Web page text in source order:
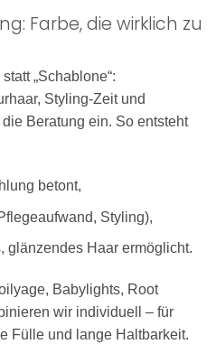
Farbe, die wirklich zu
„Schablone“:
Styling-Zeit und
Beratung ein. So entsteht
betont,
Styling),
glänzendes Haar ermöglicht.
Babylights, Root
wir individuell – für
Fülle und lange Haltbarkeit.